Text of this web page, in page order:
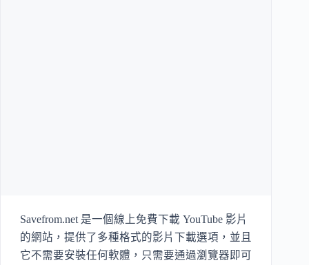
Savefrom.net 是一個線上免費下載 YouTube 影片
的網站，提供了多種格式的影片下載選項，並且
它不需要安裝任何軟體，只需要通過瀏覽器即可